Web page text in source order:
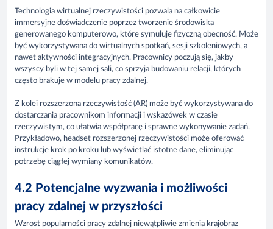
Technologia wirtualnej rzeczywistości pozwala na całkowicie
immersyjne doświadczenie poprzez tworzenie środowiska
generowanego komputerowo, które symuluje fizyczną obecność. Może
być wykorzystywana do wirtualnych spotkań, sesji szkoleniowych, a
nawet aktywności integracyjnych. Pracownicy poczują się, jakby
wszyscy byli w tej samej sali, co sprzyja budowaniu relacji, których
często brakuje w modelu pracy zdalnej.
Z kolei rozszerzona rzeczywistość (AR) może być wykorzystywana do
dostarczania pracownikom informacji i wskazówek w czasie
rzeczywistym, co ułatwia współpracę i sprawne wykonywanie zadań.
Przykładowo, headset rozszerzonej rzeczywistości może oferować
instrukcje krok po kroku lub wyświetlać istotne dane, eliminując
potrzebę ciągłej wymiany komunikatów.
4.2 Potencjalne wyzwania i możliwości
pracy zdalnej w przyszłości
Wzrost popularności pracy zdalnej niewątpliwie zmienia krajobraz